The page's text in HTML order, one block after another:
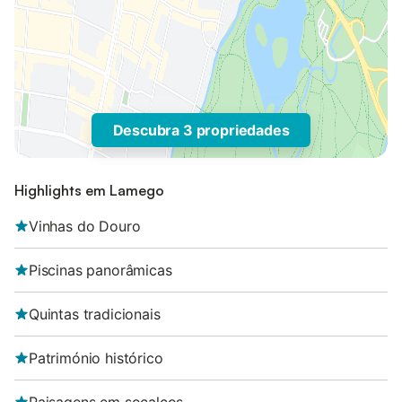
Descubra 3 propriedades
Highlights em Lamego
Vinhas do Douro
Piscinas panorâmicas
Quintas tradicionais
Património histórico